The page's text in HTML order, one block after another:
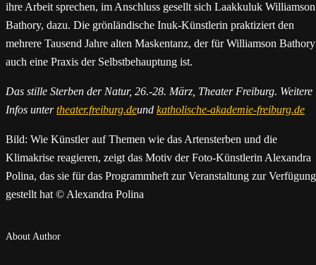
ihre Arbeit sprechen, im Anschluss gesellt sich Laakkuluk Williamson
Bathory, dazu. Die grönländische Inuk-Künstlerin praktiziert den
mehrere Tausend Jahre alten Maskentanz, der für Williamson Bathory
auch eine Praxis der Selbstbehauptung ist.
Das stille Sterben der Natur, 26.-28. März, Theater Freiburg. Weitere
Infos untertheater.freiburg.deund katholische-­akademie-freiburg.de
Bild: Wie Künstler auf Themen wie das Artensterben und die
Klimakrise reagieren, zeigt das Motiv der Foto-Künstlerin Alexandra
Polina, das sie für das Programmheft zur Veranstaltung zur Verfügung
gestellt hat © Alexandra Polina
About Author